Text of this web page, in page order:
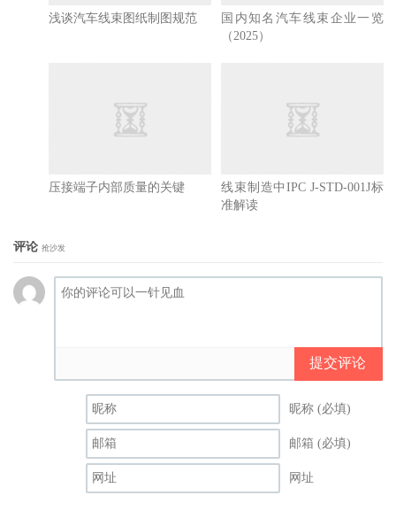
国内知名汽车线束企业一览
（2025）
压接端子内部质量的关键
线束制造中IPC J-STD-001J标
准解读
评论 抢沙发
提交评论
昵称 (必填)
邮箱 (必填)
网址